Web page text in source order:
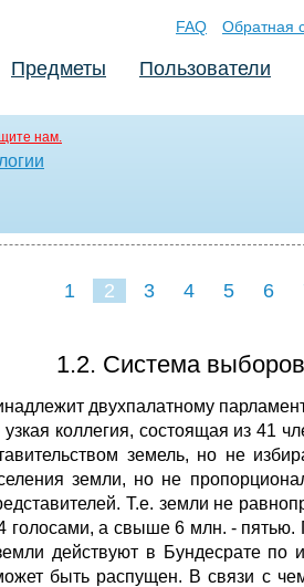
FAQ Обратная
Предметы Пользователи
нам.
1 2 3 4 5 6
1.2. Система
двухпалатному
узкая коллегия, состоящая из 41
земель, но не
земли, но не
Т.е. земли не
голосами, а свыше 6 млн. -
действуют в Бундесрате по
быть распущен. В связи с